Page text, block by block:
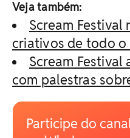
Veja também:
Scream Festival
criativos de todo o
Scream Festival
com palestras
Participe do